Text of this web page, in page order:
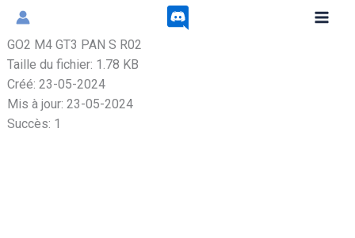
Aller
contenu
GO2 M4 GT3 PAN S R02
Taille du fichier: 1.78 KB
Créé: 23-05-2024
Mis à jour: 23-05-2024
Succès: 1